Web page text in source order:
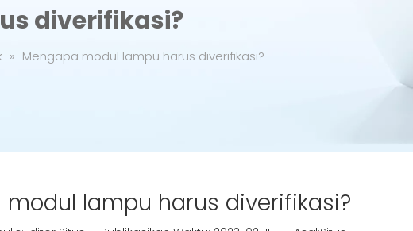
diverifikasi?
» Mengapa modul lampu harus diverifikasi?
modul lampu harus diverifikasi?